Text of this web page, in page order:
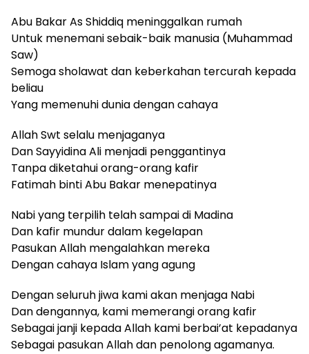
Abu Bakar As Shiddiq meninggalkan rumah
Untuk menemani sebaik-baik manusia (Muhammad
Saw)
Semoga sholawat dan keberkahan tercurah kepada
beliau
Yang memenuhi dunia dengan cahaya
Allah Swt selalu menjaganya
Dan Sayyidina Ali menjadi penggantinya
Tanpa diketahui orang-orang kafir
Fatimah binti Abu Bakar menepatinya
Nabi yang terpilih telah sampai di Madina
Dan kafir mundur dalam kegelapan
Pasukan Allah mengalahkan mereka
Dengan cahaya Islam yang agung
Dengan seluruh jiwa kami akan menjaga Nabi
Dan dengannya, kami memerangi orang kafir
Sebagai janji kepada Allah kami berbai’at kepadanya
Sebagai pasukan Allah dan penolong agamanya.